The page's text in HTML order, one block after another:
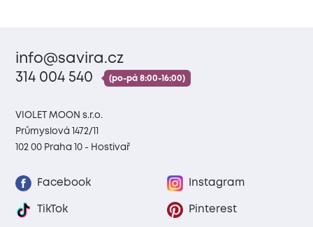
info@savira.cz
314 004 540
(po-pá 8:00-16:00)
VIOLET MOON s.r.o.
Průmyslová 1472/11
102 00 Praha 10 - Hostivař
Facebook Instagram
TikTok Pinterest